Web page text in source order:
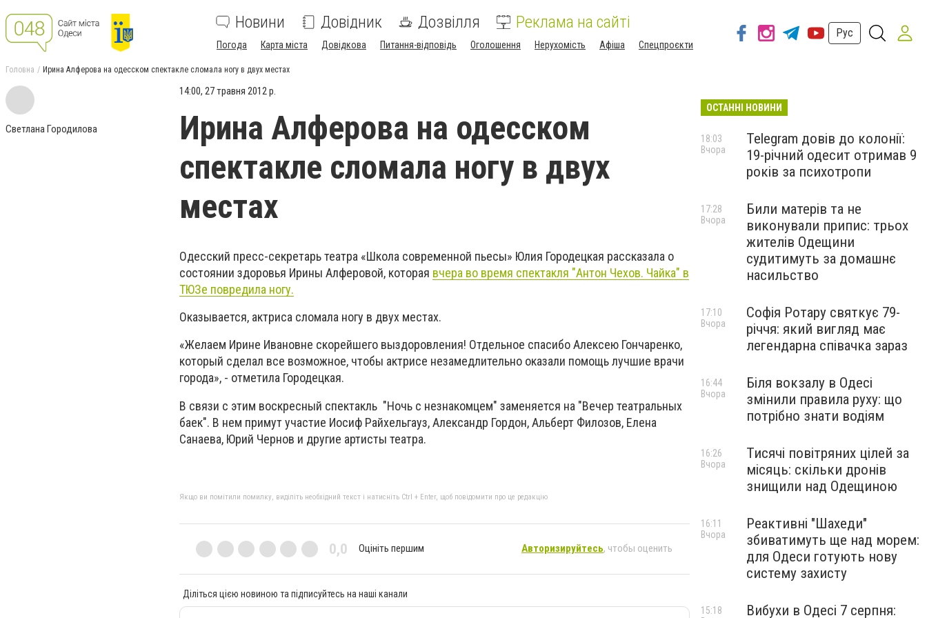
Новини Довідник Дозвілля Реклама на сайті
Погода Карта міста Довідкова Питання-відповідь Оголошення Нерухомість Афіша Спецпроєкти
Рус
Головна Ирина Алферова на одесском спектакле сломала ногу в двух местах
Светлана Городилова
14:00, 27 травня 2012 р.
Ирина Алферова на одесском
спектакле сломала ногу в двух
местах
Одесский пресс-секретарь театра «Школа современной пьесы» Юлия Городецкая рассказала о
состоянии здоровья Ирины Алферовой, которая вчера во время спектакля "Антон Чехов. Чайка" в
ТЮЗе повредила ногу.
Оказывается, актриса сломала ногу в двух местах.
«Желаем Ирине Ивановне скорейшего выздоровления! Отдельное спасибо Алексею Гончаренко,
который сделал все возможное, чтобы актрисе незамедлительно оказали помощь лучшие врачи
города», - отметила Городецкая.
В связи с этим воскресный спектакль "Ночь с незнакомцем" заменяется на "Вечер театральных
баек". В нем примут участие Иосиф Райхельгауз, Александр Гордон, Альберт Филозов, Елена
Санаева, Юрий Чернов и другие артисты театра.
Якщо ви помітили помилку, виділіть необхідний текст і натисніть Ctrl + Enter, щоб повідомити про це редакцію
0,0 Оцініть першим Авторизируйтесь, чтобы оценить
Діліться цією новиною та підписуйтесь на наші канали
ОСТАННІ НОВИНИ
Telegram довів до колонії:
19-річний одесит отримав 9
років за психотропи
18:03
Вчора
Били матерів та не
виконували припис: трьох
жителів Одещини
судитимуть за домашнє
насильство
17:28
Вчора
Софія Ротару святкує 79-
річчя: який вигляд має
легендарна співачка зараз
17:10
Вчора
Біля вокзалу в Одесі
змінили правила руху: що
потрібно знати водіям
16:44
Вчора
Тисячі повітряних цілей за
місяць: скільки дронів
знищили над Одещиною
16:26
Вчора
Реактивні "Шахеди"
збиватимуть ще над морем:
для Одеси готують нову
систему захисту
16:11
Вчора
Вибухи в Одесі 7 серпня:
15:18